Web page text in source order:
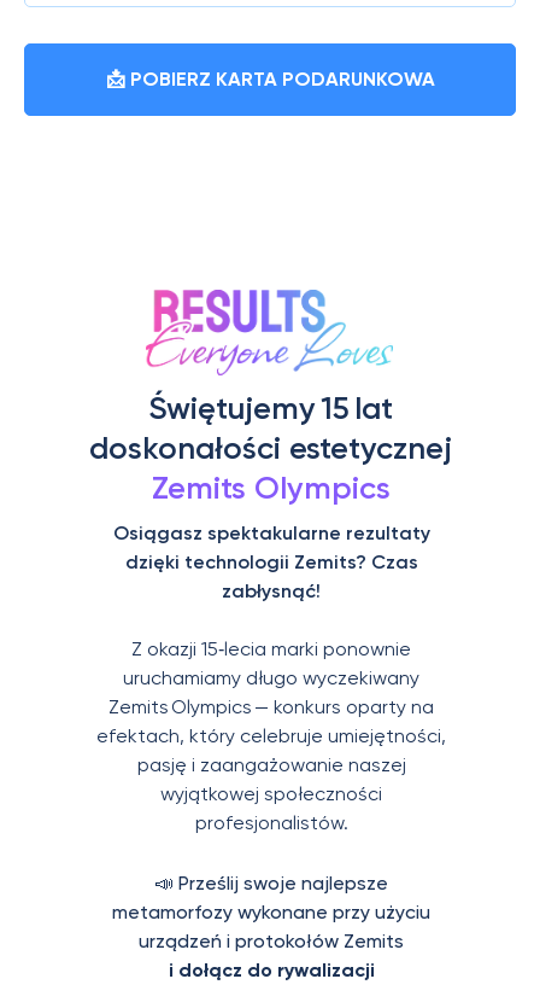
📩 POBIERZ KARTA PODARUNKOWA
Świętujemy 15 lat
doskonałości estetycznej
Zemits Olympics
📣 Prześlij swoje najlepsze
metamorfozy wykonane przy użyciu
urządzeń i protokołów Zemits
i dołącz do rywalizacji
Osiągasz spektakularne rezultaty
dzięki technologii Zemits? Czas
zabłysnąć!
Z okazji 15‑lecia marki ponownie
uruchamiamy długo wyczekiwany
Zemits Olympics — konkurs oparty na
efektach, który celebruje umiejętności,
pasję i zaangażowanie naszej
wyjątkowej społeczności
profesjonalistów.